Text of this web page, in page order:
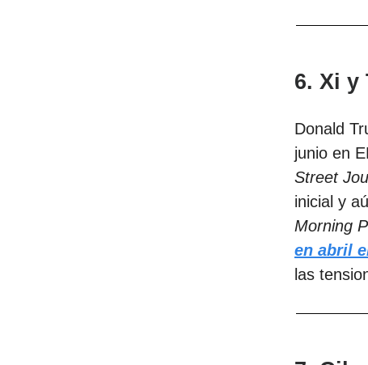
6. Xi y
Donald
junio en
Street
inicial y
Morning
en abril
las